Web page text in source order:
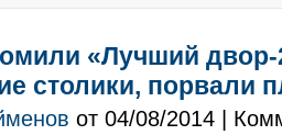
«Лучший
столики, порвали
от 04/08/2014 |